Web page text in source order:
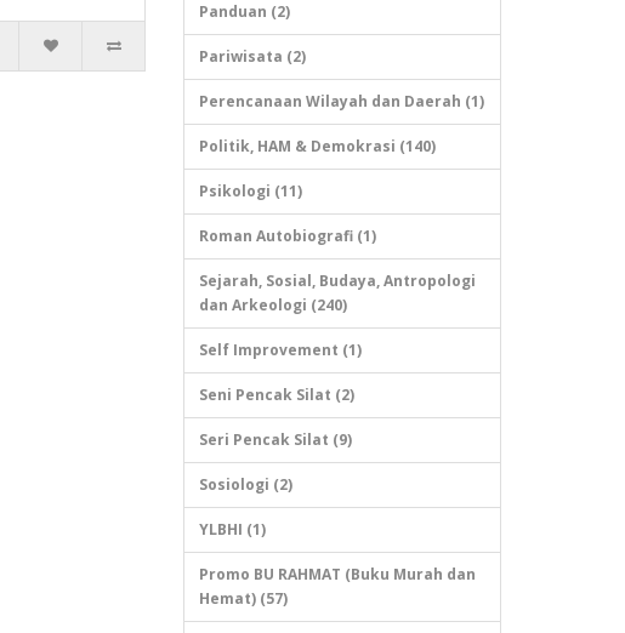
Panduan (2)
Pariwisata (2)
Perencanaan Wilayah dan Daerah (1)
Politik, HAM & Demokrasi (140)
Psikologi (11)
Roman Autobiografi (1)
Sejarah, Sosial, Budaya, Antropologi
dan Arkeologi (240)
Self Improvement (1)
Seni Pencak Silat (2)
Seri Pencak Silat (9)
Sosiologi (2)
YLBHI (1)
Promo BU RAHMAT (Buku Murah dan
Hemat) (57)